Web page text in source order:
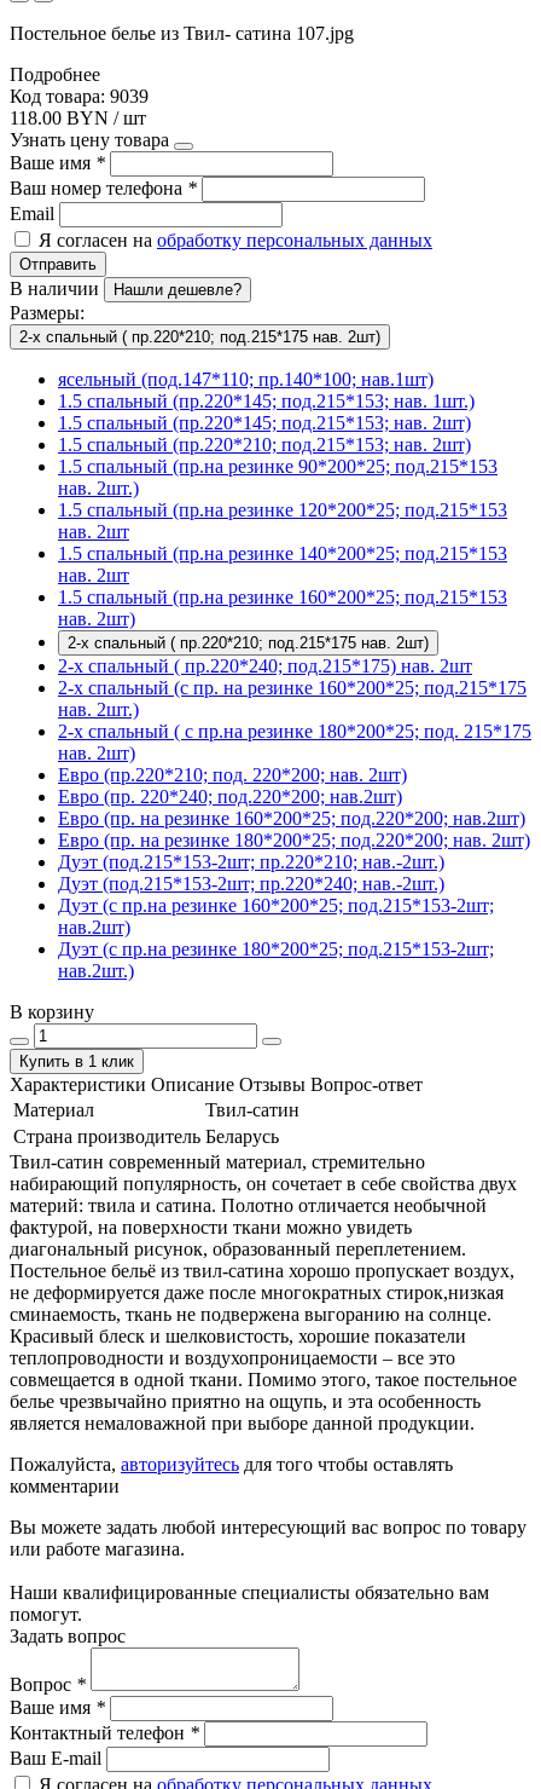
Постельное белье из Твил- сатина 107.jpg
Подробнее
Код товара: 9039
118.00 BYN / шт
Узнать цену товара
Ваше имя *
Ваш номер телефона *
Email
Я согласен на обработку персональных данных
Отправить
В наличии Нашли дешевле?
Размеры:
2-х спальный ( пр.220*210; под.215*175 нав. 2шт)
ясельный (под.147*110; пр.140*100; нав.1шт)
1.5 спальный (пр.220*145; под.215*153; нав. 1шт.)
1.5 спальный (пр.220*145; под.215*153; нав. 2шт)
1.5 спальный (пр.220*210; под.215*153; нав. 2шт)
1.5 спальный (пр.на резинке 90*200*25; под.215*153
нав. 2шт.)
1.5 спальный (пр.на резинке 120*200*25; под.215*153
нав. 2шт
1.5 спальный (пр.на резинке 140*200*25; под.215*153
нав. 2шт
1.5 спальный (пр.на резинке 160*200*25; под.215*153
нав. 2шт)
2-х спальный ( пр.220*210; под.215*175 нав. 2шт)
2-х спальный ( пр.220*240; под.215*175) нав. 2шт
2-х спальный (с пр. на резинке 160*200*25; под.215*175
нав. 2шт.)
2-х спальный ( с пр.на резинке 180*200*25; под. 215*175
нав. 2шт)
Евро (пр.220*210; под. 220*200; нав. 2шт)
Евро (пр. 220*240; под.220*200; нав.2шт)
Евро (пр. на резинке 160*200*25; под.220*200; нав.2шт)
Евро (пр. на резинке 180*200*25; под.220*200; нав. 2шт)
Дуэт (под.215*153-2шт; пр.220*210; нав.-2шт.)
Дуэт (под.215*153-2шт; пр.220*240; нав.-2шт.)
Дуэт (с пр.на резинке 160*200*25; под.215*153-2шт;
нав.2шт)
Дуэт (с пр.на резинке 180*200*25; под.215*153-2шт;
нав.2шт.)
В корзину
Купить в 1 клик
Характеристики Описание Отзывы Вопрос-ответ
Материал
Твил-сатин
Страна производитель Беларусь
Твил-сатин современный материал, стремительно
набирающий популярность, он сочетает в себе свойства двух
материй: твила и сатина. Полотно отличается необычной
фактурой, на поверхности ткани можно увидеть
диагональный рисунок, образованный переплетением.
Постельное бельё из твил-сатина хорошо пропускает воздух,
не деформируется даже после многократных стирок,низкая
сминаемость, ткань не подвержена выгоранию на солнце.
Красивый блеск и шелковистость, хорошие показатели
теплопроводности и воздухопроницаемости – все это
совмещается в одной ткани. Помимо этого, такое постельное
белье чрезвычайно приятно на ощупь, и эта особенность
является немаловажной при выборе данной продукции.
Пожалуйста, авторизуйтесь для того чтобы оставлять
комментарии
Вы можете задать любой интересующий вас вопрос по товару
или работе магазина.
Наши квалифицированные специалисты обязательно вам
помогут.
Задать вопрос
Вопрос *
Ваше имя *
Контактный телефон *
Ваш E-mail
Я согласен на обработку персональных данных